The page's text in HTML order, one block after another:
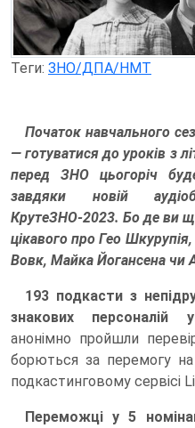
Теги: ЗНО/ДПА/НМТ
Початок навчального
— готуватися до уроків з
перед ЗНО цьогоріч
завдяки новій
КрутеЗНО-2023. Бо де ви
цікавого про Гео
Вовк, Майка Йогансена чи
193 подкасти з
знакових персоналій
анонімно пройшли
борються за перемогу на
подкастинговому сервісі
Переможці у 5